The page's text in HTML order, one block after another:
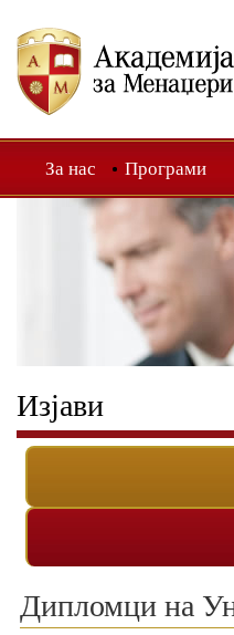
За нас Програми
Изјави
Дипломци на